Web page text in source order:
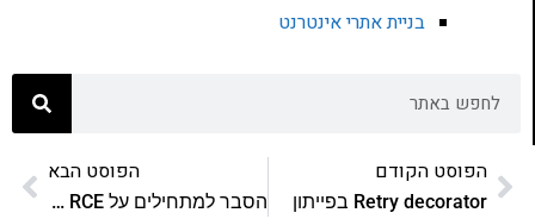
בניית אתרי אינטרנט
הפוסט הקודם
Retry decorator בפייתון
הפוסט הבא
הסבר למתחילים על Remote Code Execution RCE